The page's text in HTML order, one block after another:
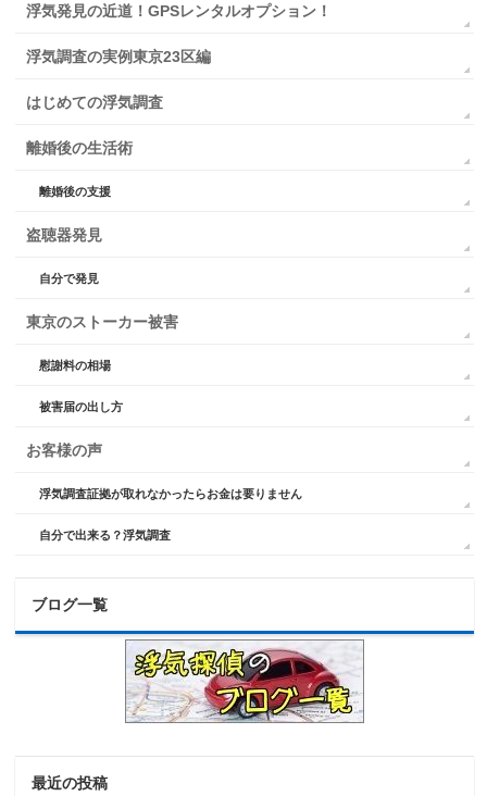
浮気発見の近道！GPSレンタルオプション！
浮気調査の実例東京23区編
はじめての浮気調査
離婚後の生活術
離婚後の支援
盗聴器発見
自分で発見
東京のストーカー被害
慰謝料の相場
被害届の出し方
お客様の声
浮気調査証拠が取れなかったらお金は要りません
自分で出来る？浮気調査
ブログ一覧
最近の投稿